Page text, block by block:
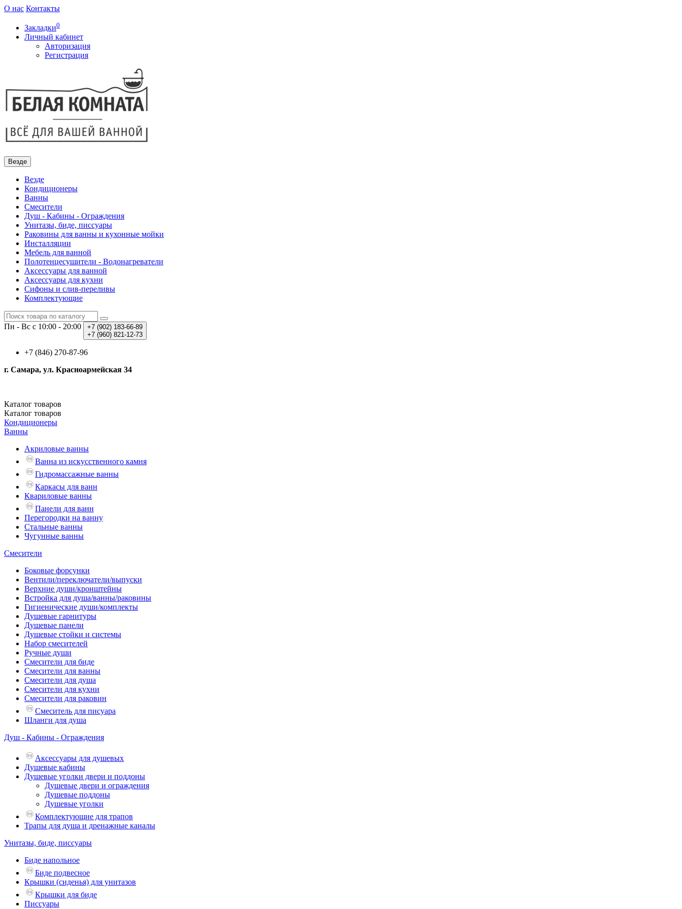
О нас Контакты
Закладки0
Личный кабинет
Авторизация
Регистрация
Везде
Везде
Кондиционеры
Ванны
Смесители
Душ - Кабины - Ограждения
Унитазы, биде, писсуары
Раковины для ванны и кухонные мойки
Инсталляции
Мебель для ванной
Полотенцесушители - Водонагреватели
Аксессуары для ванной
Аксессуары для кухни
Сифоны и слив-переливы
Комплектующие
Пн - Вс с 10:00 - 20:00 +7 (902) 183-66-89
+7 (960) 821-12-73
+7 (846) 270-87-96
г. Самара, ул. Красноармейская 34
Каталог товаров
Каталог товаров
Кондиционеры
Ванны
Акриловые ванны
Ванна из искусственного камня
Гидромассажные ванны
Каркасы для ванн
Квариловые ванны
Панели для ванн
Перегородки на ванну
Стальные ванны
Чугунные ванны
Смесители
Боковые форсунки
Вентили/переключатели/выпуски
Верхние души/кронштейны
Встройка для душа/ванны/раковины
Гигиенические души/комплекты
Душевые гарнитуры
Душевые панели
Душевые стойки и системы
Набор смесителей
Ручные души
Смесители для биде
Смесители для ванны
Смесители для душа
Смесители для кухни
Смесители для раковин
Смеситель для писуара
Шланги для душа
Душ - Кабины - Ограждения
Аксессуары для душевых
Душевые кабины
Душевые уголки двери и поддоны
Душевые двери и ограждения
Душевые поддоны
Душевые уголки
Комплектующие для трапов
Трапы для душа и дренажные каналы
Унитазы, биде, писсуары
Биде напольное
Биде подвесное
Крышки (сиденья) для унитазов
Крышки для биде
Писсуары